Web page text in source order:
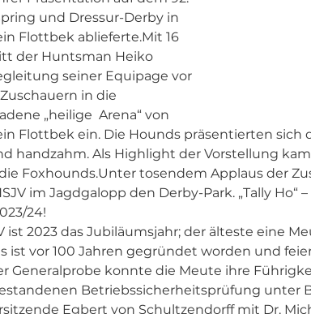
und Dressur-Derby in
Flottbek ablieferte.Mit 16
der Huntsman Heiko
seiner Equipage vor
in die
„heilige  Arena“ von
Flottbek ein. Die Hounds präsentierten sich
handzahm. Als Highlight der Vorstellung
Foxhounds.Unter tosendem Applaus der
im Jagdgalopp den Derby-Park. „Tally Ho“
24!
ist 2023 das Jubiläumsjahr; der älteste eine
ist vor 100 Jahren gegründet worden und
Generalprobe konnte die Meute ihre
Betriebssicherheitsprüfung unter
Egbert von Schultzendorff mit Dr.